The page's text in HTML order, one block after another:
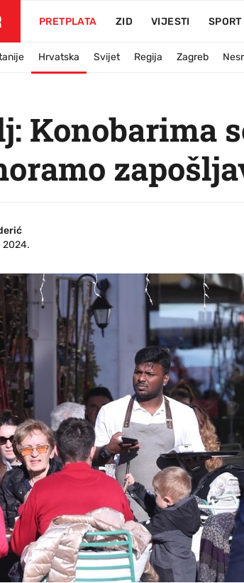
PRETPLATA ZID VIJESTI SPORT
Hrvatska Svijet Regija Zagreb
Konobarima
2024.